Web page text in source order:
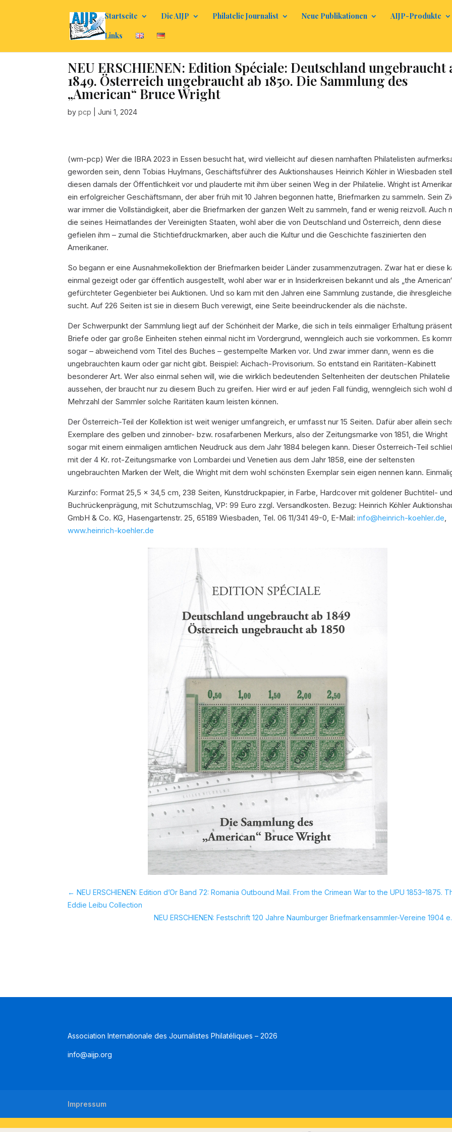
Startseite Die AIJP Philatelic Journalist Neue Publikationen AIJP-Produkte
Links
NEU ERSCHIENEN: Edition Spéciale: Deutschland ungebraucht
1849. Österreich ungebraucht ab 1850. Die Sammlung des
„American“ Bruce Wright
bypcp |Juni 1, 2024
(wm-pcp) Wer die IBRA 2023 in Essen besucht hat, wird vielleicht auf diesen namhaften Philatelisten
geworden sein, denn Tobias Huylmans, Geschäftsführer des Auktionshauses Heinrich Köhler in Wiesbaden
diesen damals der Öffentlichkeit vor und plauderte mit ihm über seinen Weg in der Philatelie. Wright ist
ein erfolgreicher Geschäftsmann, der aber früh mit 10 Jahren begonnen hatte, Briefmarken zu sammeln. Sein
war immer die Vollständigkeit, aber die Briefmarken der ganzen Welt zu sammeln, fand er wenig reizvoll. Auch
die seines Heimatlandes der Vereinigten Staaten, wohl aber die von Deutschland und Österreich, denn diese
gefielen ihm – zumal die Stichtiefdruckmarken, aber auch die Kultur und die Geschichte faszinierten den
Amerikaner.
So begann er eine Ausnahmekollektion der Briefmarken beider Länder zusammenzutragen. Zwar hat er diese
einmal gezeigt oder gar öffentlich ausgestellt, wohl aber war er in Insiderkreisen bekannt und als „the
gefürchteter Gegenbieter bei Auktionen. Und so kam mit den Jahren eine Sammlung zustande, die
sucht. Auf 226 Seiten ist sie in diesem Buch verewigt, eine Seite beeindruckender als die nächste.
Der Schwerpunkt der Sammlung liegt auf der Schönheit der Marke, die sich in teils einmaliger Erhaltung
Briefe oder gar große Einheiten stehen einmal nicht im Vordergrund, wenngleich auch sie vorkommen. Es
sogar – abweichend vom Titel des Buches – gestempelte Marken vor. Und zwar immer dann, wenn es die
ungebrauchten kaum oder gar nicht gibt. Beispiel: Aichach-Provisorium. So entstand ein Raritäten-Kabinett
besonderer Art. Wer also einmal sehen will, wie die wirklich bedeutenden Seltenheiten der deutschen Philatelie
aussehen, der braucht nur zu diesem Buch zu greifen. Hier wird er auf jeden Fall fündig, wenngleich sich wohl
Mehrzahl der Sammler solche Raritäten kaum leisten können.
Der Österreich-Teil der Kollektion ist weit weniger umfangreich, er umfasst nur 15 Seiten. Dafür aber allein
Exemplare des gelben und zinnober- bzw. rosafarbenen Merkurs, also der Zeitungsmarke von 1851, die Wright
sogar mit einem einmaligen amtlichen Neudruck aus dem Jahr 1884 belegen kann. Dieser Österreich-Teil
mit der 4 Kr. rot-Zeitungsmarke von Lombardei und Venetien aus dem Jahr 1858, eine der seltensten
ungebrauchten Marken der Welt, die Wright mit dem wohl schönsten Exemplar sein eigen nennen kann.
Kurzinfo: Format 25,5 x 34,5 cm, 238 Seiten, Kunstdruckpapier, in Farbe, Hardcover mit goldener Buchtitel-
Buchrückenprägung, mit Schutzumschlag, VP: 99 Euro zzgl. Versandkosten. Bezug: Heinrich Köhler
GmbH & Co. KG, Hasengartenstr. 25, 65189 Wiesbaden, Tel. 06 11/341 49-0, E-Mail:info@heinrich-koehler.de,
www.heinrich-koehler.de
←NEU ERSCHIENEN: Edition d’Or Band 72: Romania Outbound Mail. From the Crimean War to the UPU 1853–1875.
Eddie Leibu Collection
NEU ERSCHIENEN: Festschrift 120 Jahre Naumburger Briefmarkensammler-Vereine 1904
Association Internationale des Journalistes Philatéliques – 2026
info@aijp.org
Impressum